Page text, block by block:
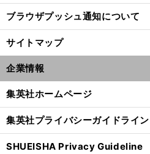
ブラウザプッシュ通知について
サイトマップ
企業情報
集英社ホームページ
集英社プライバシーガイドライン
SHUEISHA Privacy Guideline